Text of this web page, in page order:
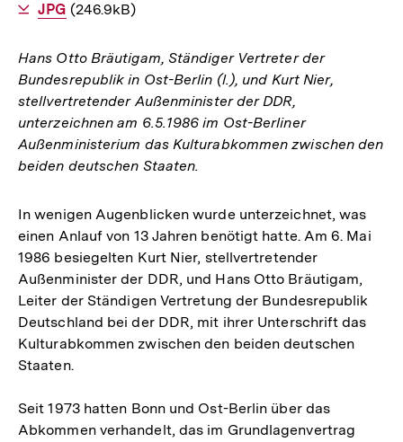
Als
JPG herunterladen
(246.9kB)
Hans Otto Bräutigam, Ständiger Vertreter der
Bundesrepublik in Ost-Berlin (l.), und Kurt Nier,
stellvertretender Außenminister der DDR,
unterzeichnen am 6.5.1986 im Ost-Berliner
Außenministerium das Kulturabkommen zwischen den
beiden deutschen Staaten.
In wenigen Augenblicken wurde unterzeichnet, was
einen Anlauf von 13 Jahren benötigt hatte. Am 6. Mai
1986 besiegelten Kurt Nier, stellvertretender
Außenminister der DDR, und Hans Otto Bräutigam,
Leiter der Ständigen Vertretung der Bundesrepublik
Deutschland bei der DDR, mit ihrer Unterschrift das
Kulturabkommen zwischen den beiden deutschen
Staaten.
Seit 1973 hatten Bonn und Ost-Berlin über das
Abkommen verhandelt, das im Grundlagenvertrag